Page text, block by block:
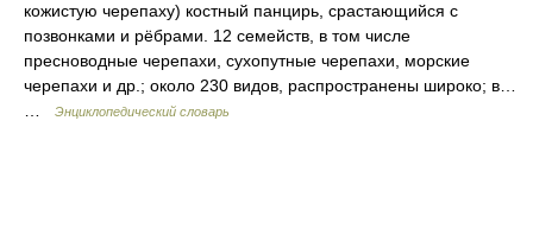
кожистую черепаху) костный панцирь, срастающийся с
позвонками и рёбрами. 12 семейств, в том числе
пресноводные черепахи, сухопутные черепахи, морские
черепахи и др.; около 230 видов, распространены широко; в…
…
Энциклопедический словарь